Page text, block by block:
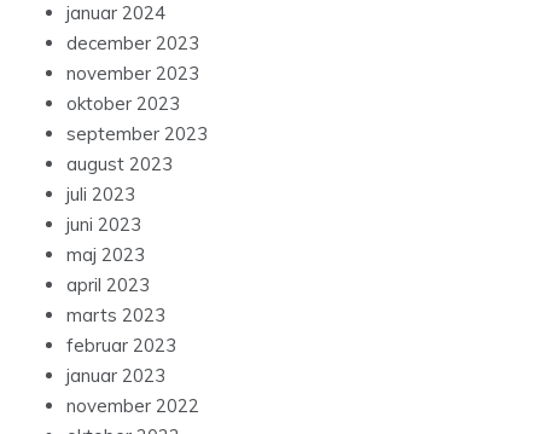
januar 2024
december 2023
november 2023
oktober 2023
september 2023
august 2023
juli 2023
juni 2023
maj 2023
april 2023
marts 2023
februar 2023
januar 2023
november 2022